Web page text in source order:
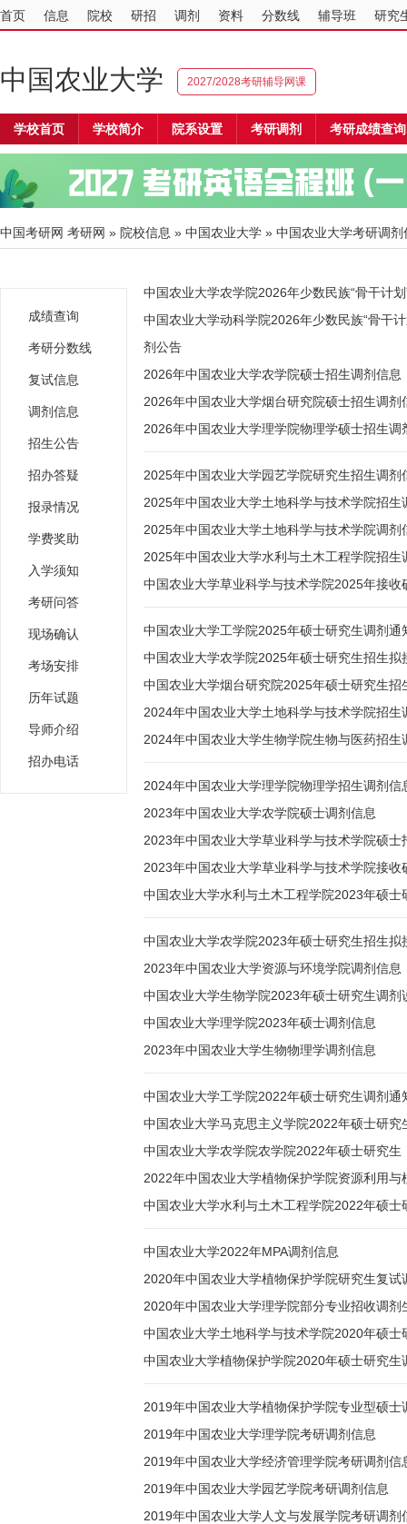
首页 信息 院校 研招 调剂 资料 分数线 辅导班 研究
中国农业大学 2027/2028考研辅导网课
学校首页 学校简介 院系设置 考研调剂 考研成绩查询
中国考研网 考研网 » 院校信息 » 中国农业大学 » 中国农业大学考研调
成绩查询
考研分数线
复试信息
调剂信息
招生公告
招办答疑
报录情况
学费奖助
入学须知
考研问答
现场确认
考场安排
历年试题
导师介绍
招办电话
中国农业大学农学院2026年少数民族“骨干计
中国农业大学动科学院2026年少数民族“骨干
剂公告
2026年中国农业大学农学院硕士招生调剂信息
2026年中国农业大学烟台研究院硕士招生调剂
2026年中国农业大学理学院物理学硕士招生调
2025年中国农业大学园艺学院研究生招生调剂
2025年中国农业大学土地科学与技术学院招生
2025年中国农业大学土地科学与技术学院调剂
2025年中国农业大学水利与土木工程学院招生
中国农业大学草业科学与技术学院2025年接收
中国农业大学工学院2025年硕士研究生调剂通
中国农业大学农学院2025年硕士研究生招生拟
中国农业大学烟台研究院2025年硕士研究生招
2024年中国农业大学土地科学与技术学院招生
2024年中国农业大学生物学院生物与医药招生
2024年中国农业大学理学院物理学招生调剂信
2023年中国农业大学农学院硕士调剂信息
2023年中国农业大学草业科学与技术学院硕士
2023年中国农业大学草业科学与技术学院接收
中国农业大学水利与土木工程学院2023年硕
中国农业大学农学院2023年硕士研究生招生拟
2023年中国农业大学资源与环境学院调剂信息
中国农业大学生物学院2023年硕士研究生调剂
中国农业大学理学院2023年硕士调剂信息
2023年中国农业大学生物物理学调剂信息
中国农业大学工学院2022年硕士研究生调剂通
中国农业大学马克思主义学院2022年硕士研究
中国农业大学农学院农学院2022年硕士研究
2022年中国农业大学植物保护学院资源利用与
中国农业大学水利与土木工程学院2022年硕士
中国农业大学2022年MPA调剂信息
2020年中国农业大学植物保护学院研究生复试
2020年中国农业大学理学院部分专业招收调剂
中国农业大学土地科学与技术学院2020年硕士
中国农业大学植物保护学院2020年硕士研究生
2019年中国农业大学植物保护学院专业型硕士
2019年中国农业大学理学院考研调剂信息
2019年中国农业大学经济管理学院考研调剂信
2019年中国农业大学园艺学院考研调剂信息
2019年中国农业大学人文与发展学院考研调剂